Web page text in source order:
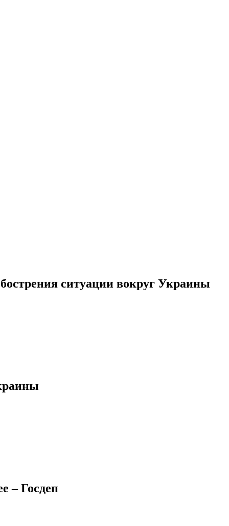
ситуации вокруг Украины
– Госдеп